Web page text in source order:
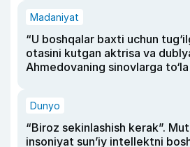
Madaniyat
“U boshqalar baxti uchun
otasini kutgan aktrisa va
Ahmedovaning sinovlarga
Dunyo
“Biroz sekinlashish kerak”.
insoniyat sun’iy intellektni